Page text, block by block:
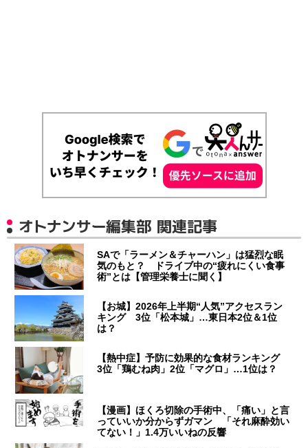
オトナンサー編集部 関連記事
SAで「ラーメン＆チャーハン」は猛烈な眠
気のもと？ ドライブ中の“疲れにくい食事
術”とは【管理栄養士に聞く】
【お城】2026年上半期“人気”アクセスラン
キング 3位「松本城」…東日本2位＆1位
は？
【熱中症】予防に効果的な食材ランキング
3位「鶏むね肉」2位「マグロ」…1位は？
【漫画】ほくろ切除の手術中、「痛い」と言
っていいか分からずガマン 「それ麻酔効い
てない！」1.4万いいねの反響